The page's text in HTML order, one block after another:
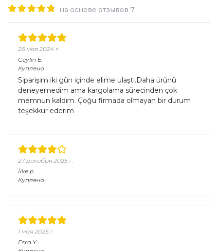
на основе отзывов 7
26 мая 2024 г.
Ceylin E.
Куплено
Siparişim iki gün içinde elime ulaştı.Daha ürünü
deneyemedim ama kargolama sürecinden çok
memnun kaldım. Çoğu firmada olmayan bir durum
teşekkür ederim
27 декабря 2025 г.
İlke p.
Куплено
1 мая 2025 г.
Esra Y.